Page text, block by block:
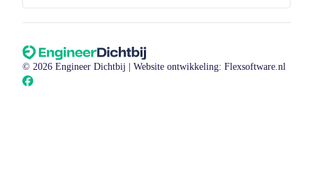
© 2026 Engineer Dichtbij | Website ontwikkeling: Flexsoftware.nl